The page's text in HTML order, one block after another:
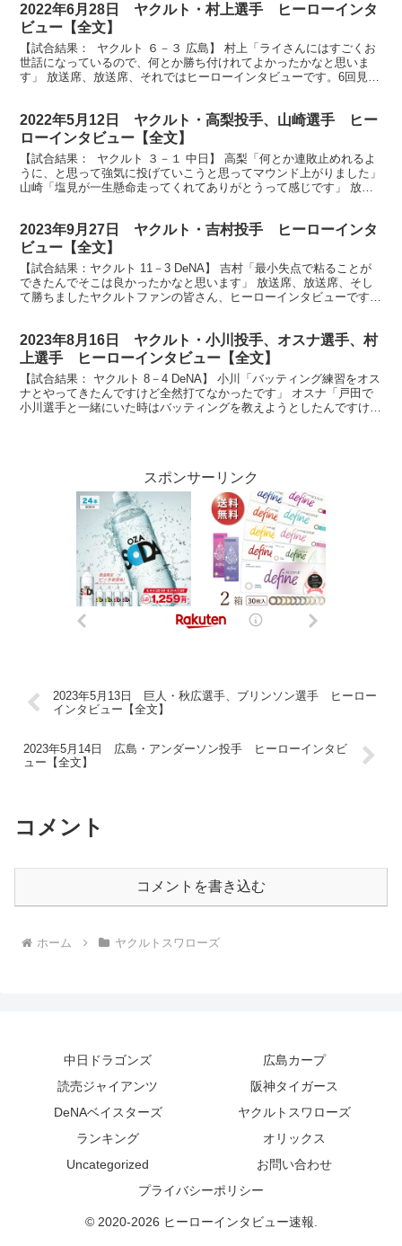
2022年6月28日 ヤクルト・村上選手 ヒーローインタ
ビュー【全文】
【試合結果： ヤクルト ６－３ 広島】 村上「ライさんにはすごくお
世話になっているので、何とか勝ち付けれてよかったかなと思いま
す」 放送席、放送席、それではヒーローインタビューです。6回見事
2022年5月12日 ヤクルト・高梨投手、山崎選手 ヒー
ローインタビュー【全文】
【試合結果： ヤクルト ３－１ 中日】 高梨「何とか連敗止めれるよ
うに、と思って強気に投げていこうと思ってマウンド上がりました」
山崎「塩見が一生懸命走ってくれてありがとうって感じです」 放送
2023年9月27日 ヤクルト・吉村投手 ヒーローインタ
ビュー【全文】
【試合結果：ヤクルト 11－3 DeNA】 吉村「最小失点で粘ることが
できたんでそこは良かったかなと思います」 放送席、放送席、そし
て勝ちましたヤクルトファンの皆さん、ヒーローインタビューです。
2023年8月16日 ヤクルト・小川投手、オスナ選手、村
上選手 ヒーローインタビュー【全文】
【試合結果： ヤクルト 8－4 DeNA】 小川「バッティング練習をオス
ナとやってきたんですけど全然打てなかったです」 オスナ「戸田で
小川選手と一緒にいた時はバッティングを教えようとしたんですけど
スポンサーリンク
2023年5月13日 巨人・秋広選手、ブリンソン選手 ヒーロー
インタビュー【全文】
2023年5月14日 広島・アンダーソン投手 ヒーローインタビ
ュー【全文】
コメント
コメントを書き込む
ホーム ヤクルトスワローズ
中日ドラゴンズ
広島カープ
読売ジャイアンツ
阪神タイガース
DeNAベイスターズ
ヤクルトスワローズ
ランキング
オリックス
Uncategorized
お問い合わせ
プライバシーポリシー
© 2020-2026 ヒーローインタビュー速報.